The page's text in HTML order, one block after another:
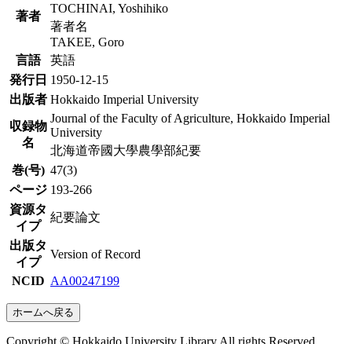
著者
TOCHINAI, Yoshihiko
著者名
TAKEE, Goro
言語
英語
発行日 1950-12-15
出版者 Hokkaido Imperial University
収録物
名
Journal of the Faculty of Agriculture, Hokkaido Imperial
University
北海道帝國大學農學部紀要
巻(号) 47(3)
ページ 193-266
資源タ
イプ
紀要論文
出版タ
イプ
Version of Record
NCID AA00247199
ホームへ戻る
Copyright © Hokkaido University Library All rights Reserved